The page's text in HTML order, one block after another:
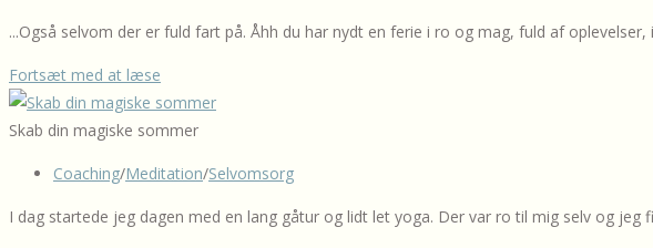
Sankalpa
det
nye
år
...Også selvom der er fuld fart på. Åhh du har nydt en ferie i ro og mag, fuld af
Fortsæt med at læse
godt
tilbage
job
eller
Skab din magiske sommer
Post
Coaching/Meditation/Selvomsorg
I dag startede jeg dagen med en lang gåtur og lidt let yoga. Der var ro til mig selv og